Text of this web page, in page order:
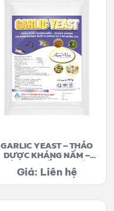
GARLIC YEAST – THẢO
DƯỢC KHÁNG NẤM –
KHÁNG KHUẨN TRỊ BỆNH
ĐƯỜNG RUỘT & NGOÀI
DA CHO LƯƠN, ẾCH
Giá: Liên hệ